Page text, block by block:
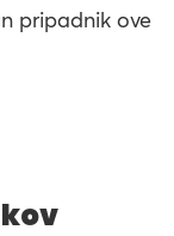
pripadnik ove